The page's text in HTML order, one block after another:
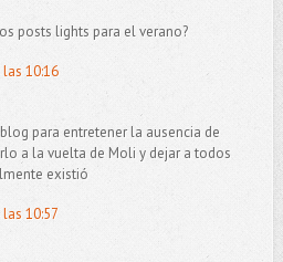
posts lights para el verano?
10:16
para entretener la ausencia de
a la vuelta de Moli y dejar a todos
existió
10:57